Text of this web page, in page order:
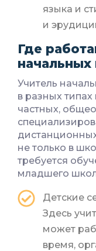
языка и
и
Где
начальных
Учитель
в разных
частных,
не только в
требуется
младшего
Детские
Здесь
может
время,